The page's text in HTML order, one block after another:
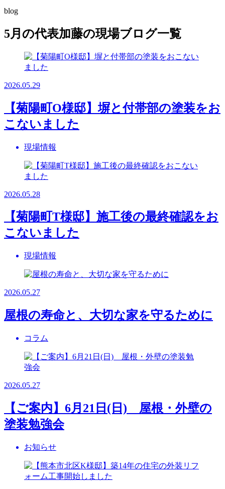
blog
5月の代表加藤の現場ブログ一覧
2026.05.29
【菊陽町O様邸】塀と付帯部の塗装をお
こないました
現場情報
2026.05.28
【菊陽町T様邸】施工後の最終確認をお
こないました
現場情報
2026.05.27
屋根の寿命と、大切な家を守るために
コラム
2026.05.27
【ご案内】6月21日(日) 屋根・外壁の
塗装勉強会
お知らせ